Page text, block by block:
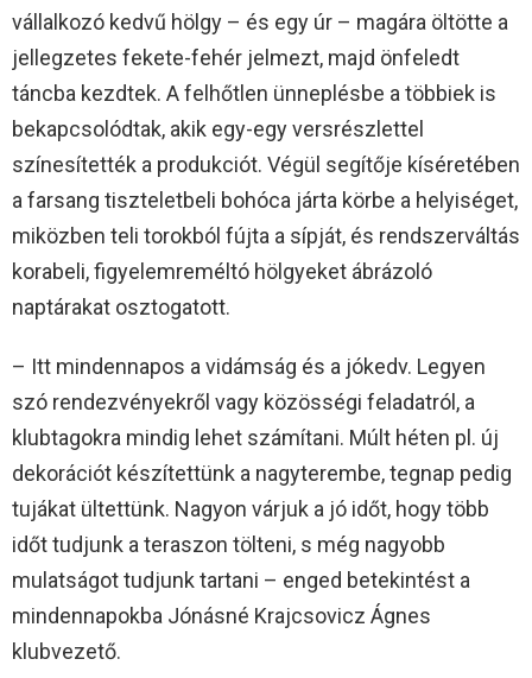
vállalkozó kedvű hölgy – és egy úr – magára öltötte a
jellegzetes fekete-fehér jelmezt, majd önfeledt
táncba kezdtek. A felhőtlen ünneplésbe a többiek is
bekapcsolódtak, akik egy-egy versrészlettel
színesítették a produkciót. Végül segítője kíséretében
a farsang tiszteletbeli bohóca járta körbe a helyiséget,
miközben teli torokból fújta a sípját, és rendszerváltás
korabeli, figyelemreméltó hölgyeket ábrázoló
naptárakat osztogatott.
– Itt mindennapos a vidámság és a jókedv. Legyen
szó rendezvényekről vagy közösségi feladatról, a
klubtagokra mindig lehet számítani. Múlt héten pl. új
dekorációt készítettünk a nagyterembe, tegnap pedig
tujákat ültettünk. Nagyon várjuk a jó időt, hogy több
időt tudjunk a teraszon tölteni, s még nagyobb
mulatságot tudjunk tartani – enged betekintést a
mindennapokba Jónásné Krajcsovicz Ágnes
klubvezető.